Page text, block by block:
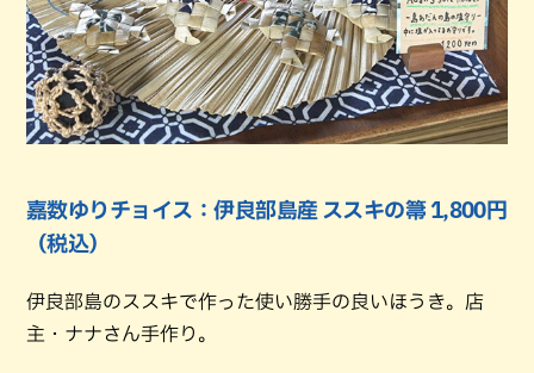
嘉数ゆりチョイス：伊良部島産 ススキの箒 1,800円
（税込）
伊良部島のススキで作った使い勝手の良いほうき。店
主・ナナさん手作り。